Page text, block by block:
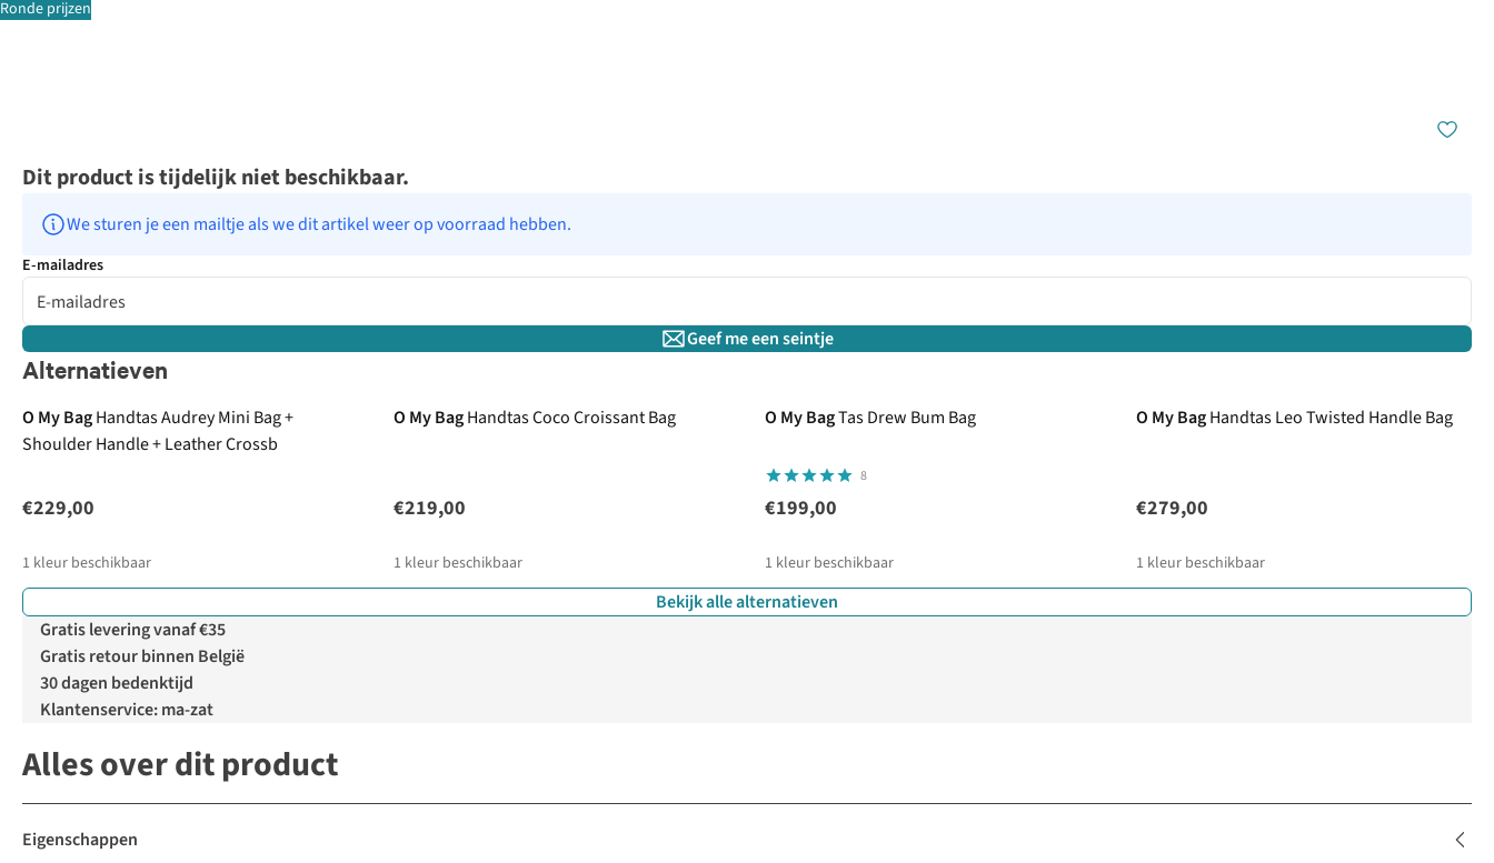
Ronde prijzen
Dit product is tijdelijk niet beschikbaar.
We sturen je een mailtje als we dit artikel weer op voorraad hebben.
E-mailadres
Geef me een seintje
Alternatieven
O My BagHandtas Audrey Mini Bag +
Shoulder Handle + Leather Crossb
€229,00
1 kleur beschikbaar
O My BagHandtas Coco Croissant Bag
€219,00
1 kleur beschikbaar
O My BagTas Drew Bum Bag
8
€199,00
1 kleur beschikbaar
O My BagHandtas Leo Twisted Handle Bag
€279,00
1 kleur beschikbaar
Bekijk alle alternatieven
Gratis levering vanaf €35
Gratis retour binnen België
30 dagen bedenktijd
Klantenservice: ma-zat
Alles over dit product
Eigenschappen